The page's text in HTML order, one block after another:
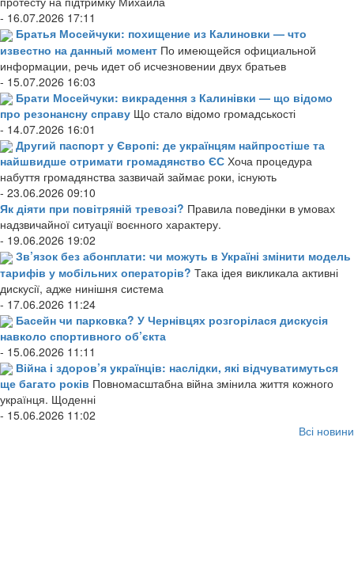
- 16.07.2026 17:11
Братья Мосейчуки: похищение из Калиновки — что
известно на данный момент По имеющейся официальной
информации, речь идет об исчезновении двух братьев
- 15.07.2026 16:03
Брати Мосейчуки: викрадення з Калинівки — що відомо
про резонансну справу Що стало відомо громадськості
- 14.07.2026 16:01
Другий паспорт у Європі: де українцям найпростіше та
найшвидше отримати громадянство ЄС Хоча процедура
набуття громадянства зазвичай займає роки, існують
- 23.06.2026 09:10
Як діяти при повітряній тревозі? Правила поведінки в умовах
надзвичайної ситуації воєнного характеру.
- 19.06.2026 19:02
Зв’язок без абонплати: чи можуть в Україні змінити модель
тарифів у мобільних операторів? Така ідея викликала активні
дискусії, адже нинішня система
- 17.06.2026 11:24
Басейн чи парковка? У Чернівцях розгорілася дискусія
навколо спортивного об’єкта
- 15.06.2026 11:11
Війна і здоров’я українців: наслідки, які відчуватимуться
ще багато років Повномасштабна війна змінила життя кожного
українця. Щоденні
- 15.06.2026 11:02
Всі новини